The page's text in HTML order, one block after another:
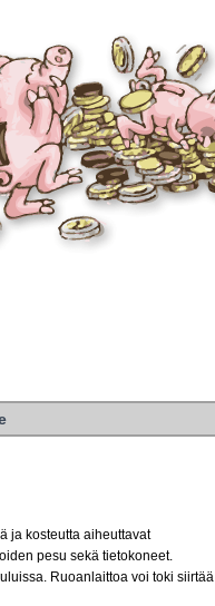
ja kosteutta aiheuttavat
pesu sekä tietokoneet.
Ruoanlaittoa voi toki siirtää